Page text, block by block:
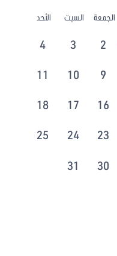
الجمعة السبت الأحد
2
3
4
9
10
11
16
17
18
23
24
25
30
31